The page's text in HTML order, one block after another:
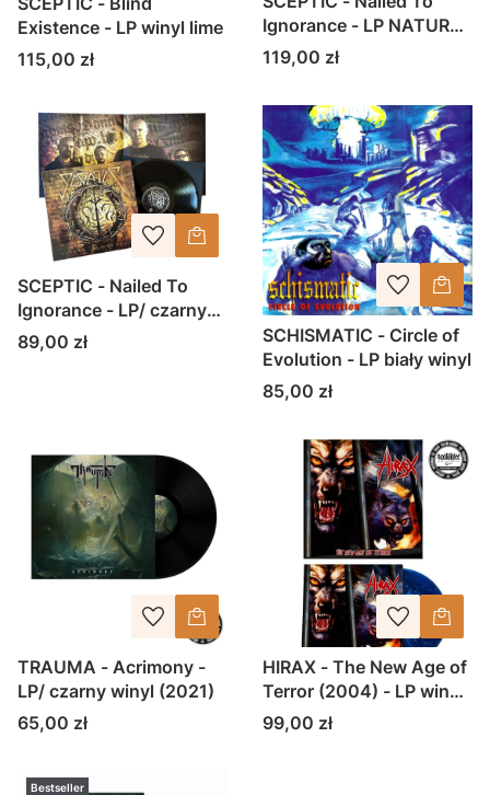
Existence - LP winyl lime
Cena
115,00 zł
Ignorance - LP NATUREL
WHITE&BLACK VINYL
Cena
119,00 zł
SCEPTIC - Nailed To
Ignorance - LP/ czarny
winyl
Cena
89,00 zł
SCHISMATIC - Circle of
Evolution - LP biały winyl
Cena
85,00 zł
TRAUMA - Acrimony -
LP/ czarny winyl (2021)
Cena
65,00 zł
HIRAX - The New Age of
Terror (2004) - LP winyl
BLUE SPLATTER (2015)
Cena
99,00 zł
Bestseller